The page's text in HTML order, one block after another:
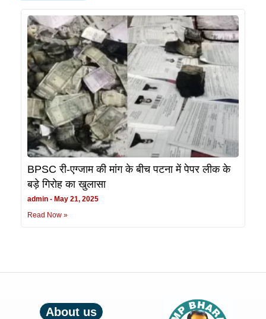
BPSC री-एग्जाम की मांग के बीच पटना में पेपर लीक के
बड़े गिरोह का खुलासा
admin
May 21, 2025
Read Now »
About us